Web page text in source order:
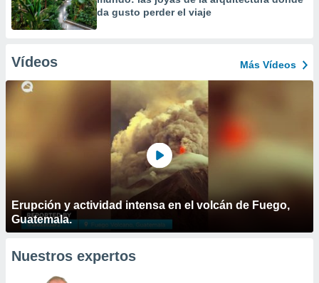
da gusto perder el viaje
Vídeos Más Vídeos
Erupción y actividad intensa en el volcán de Fuego,
Guatemala.
Nuestros expertos